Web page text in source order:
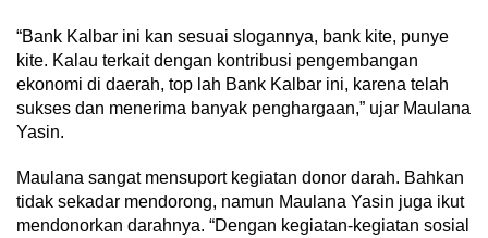
“Bank Kalbar ini kan sesuai slogannya, bank kite, punye
kite. Kalau terkait dengan kontribusi pengembangan
ekonomi di daerah, top lah Bank Kalbar ini, karena telah
sukses dan menerima banyak penghargaan,” ujar Maulana
Yasin.
Maulana sangat mensuport kegiatan donor darah. Bahkan
tidak sekadar mendorong, namun Maulana Yasin juga ikut
mendonorkan darahnya. “Dengan kegiatan-kegiatan sosial